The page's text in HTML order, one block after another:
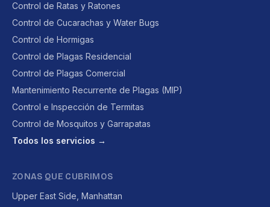
Control de Ratas y Ratones
Control de Cucarachas y Water Bugs
Control de Hormigas
Control de Plagas Residencial
Control de Plagas Comercial
Mantenimiento Recurrente de Plagas (MIP)
Control e Inspección de Termitas
Control de Mosquitos y Garrapatas
Todos los servicios →
ZONAS QUE CUBRIMOS
Upper East Side, Manhattan